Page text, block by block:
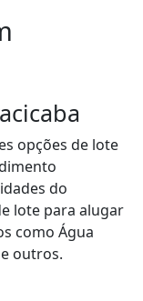
opções de lote
do
lote para alugar
como Água
outros.